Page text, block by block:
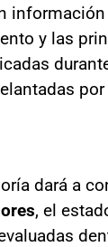
y las
dará a
, el